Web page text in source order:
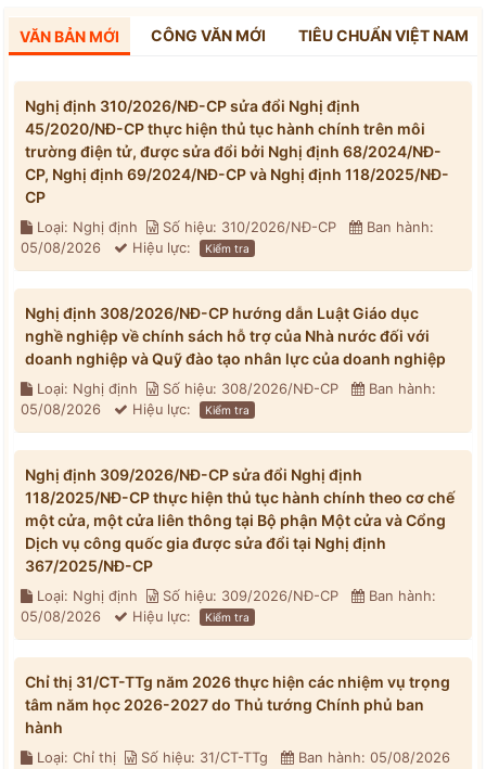
VĂN BẢN MỚI CÔNG VĂN MỚI TIÊU CHUẨN VIỆT NAM
Nghị định 310/2026/NĐ-CP sửa đổi Nghị định
45/2020/NĐ-CP thực hiện thủ tục hành chính trên môi
trường điện tử, được sửa đổi bởi Nghị định 68/2024/NĐ-
CP, Nghị định 69/2024/NĐ-CP và Nghị định 118/2025/NĐ-
CP
Loại: Nghị định Số hiệu: 310/2026/NĐ-CP
Ban hành:
05/08/2026
Hiệu lực: Kiểm tra
Nghị định 308/2026/NĐ-CP hướng dẫn Luật Giáo dục
nghề nghiệp về chính sách hỗ trợ của Nhà nước đối với
doanh nghiệp và Quỹ đào tạo nhân lực của doanh nghiệp
Loại: Nghị định Số hiệu: 308/2026/NĐ-CP
Ban hành:
05/08/2026
Hiệu lực: Kiểm tra
Nghị định 309/2026/NĐ-CP sửa đổi Nghị định
118/2025/NĐ-CP thực hiện thủ tục hành chính theo cơ chế
một cửa, một cửa liên thông tại Bộ phận Một cửa và Cổng
Dịch vụ công quốc gia được sửa đổi tại Nghị định
367/2025/NĐ-CP
Loại: Nghị định Số hiệu: 309/2026/NĐ-CP
Ban hành:
05/08/2026
Hiệu lực: Kiểm tra
Chỉ thị 31/CT-TTg năm 2026 thực hiện các nhiệm vụ trọng
tâm năm học 2026-2027 do Thủ tướng Chính phủ ban
hành
Loại: Chỉ thị Số hiệu: 31/CT-TTg
Ban hành: 05/08/2026